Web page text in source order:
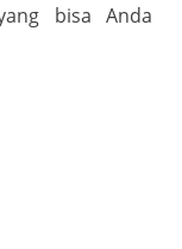
bisa Anda